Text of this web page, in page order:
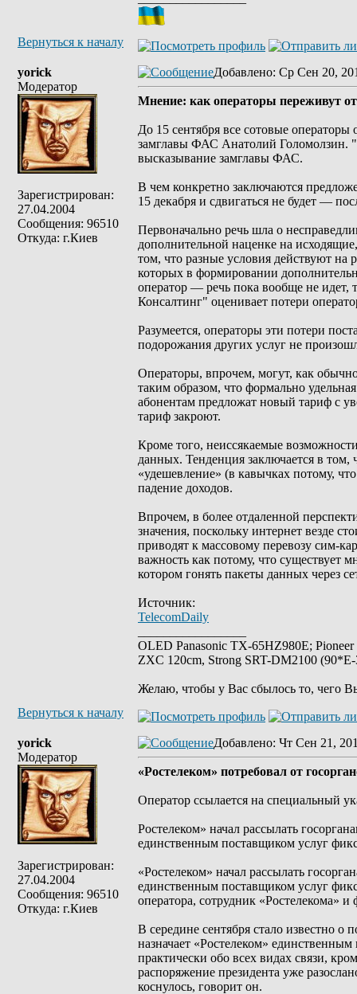
Вернуться к началу
yorick
Модератор
Зарегистрирован:
27.04.2004
Сообщения: 96510
Откуда: г.Киев
Добавлено: Ср Сен 20,
Мнение: как операторы переживут
До 15 сентября все сотовые
замглавы ФАС Анатолий Голомолзин.
высказывание замглавы ФАС.
В чем конкретно заключаются
15 декабря и сдвигаться не будет —
Первоначально речь шла о
дополнительной наценке на
том, что разные условия действуют
которых в формировании
оператор — речь пока вообще не идет,
Консалтинг" оценивает потери
Разумеется, операторы эти потери
подорожания других услуг не
Операторы, впрочем, могут, как
таким образом, что формально
абонентам предложат новый тариф с
тариф закроют.
Кроме того, неиссякаемые
данных. Тенденция заключается в
«удешевление» (в кавычках потому,
падение доходов.
Впрочем, в более отдаленной
значения, поскольку интернет везде
приводят к массовому перевозу сим-
важность как потому, что существует
котором гонять пакеты данных через
Источник:
TelecomDaily
OLED Panasonic TX-65HZ980E;
ZXC 120cm, Strong SRT-DM2100
Желаю, чтобы у Вас сбылось то, чего
Вернуться к началу
yorick
Модератор
Зарегистрирован:
27.04.2004
Сообщения: 96510
Откуда: г.Киев
Добавлено: Чт Сен 21,
«Ростелеком» потребовал от
Оператор ссылается на специальный
Ростелеком» начал рассылать
единственным поставщиком услуг
«Ростелеком» начал рассылать
единственным поставщиком услуг
оператора, сотрудник «Ростелекома»
В середине сентября стало известно о
назначает «Ростелеком»
практически обо всех видах связи,
распоряжение президента уже
коснулось, говорит он.